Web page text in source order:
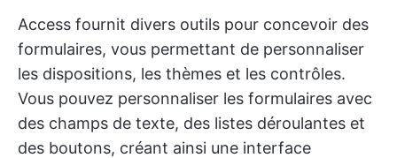
Access fournit divers outils pour concevoir des
formulaires, vous permettant de personnaliser
les dispositions, les thèmes et les contrôles.
Vous pouvez personnaliser les formulaires avec
des champs de texte, des listes déroulantes et
des boutons, créant ainsi une interface